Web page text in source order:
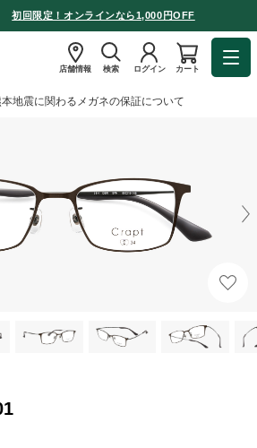
初回限定！オンラインなら1,000円OFF
店舗情報 検索 ログイン カート
地震に関わるメガネの保証について